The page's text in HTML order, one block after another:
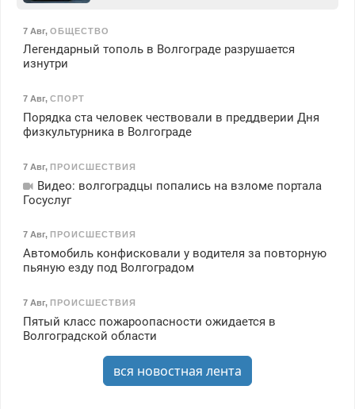
7 Авг, ОБЩЕСТВО
Легендарный тополь в Волгограде разрушается
изнутри
7 Авг, СПОРТ
Порядка ста человек чествовали в преддверии Дня
физкультурника в Волгограде
7 Авг, ПРОИСШЕСТВИЯ
Видео: волгоградцы попались на взломе портала
Госуслуг
7 Авг, ПРОИСШЕСТВИЯ
Автомобиль конфисковали у водителя за повторную
пьяную езду под Волгоградом
7 Авг, ПРОИСШЕСТВИЯ
Пятый класс пожароопасности ожидается в
Волгоградской области
вся новостная лента